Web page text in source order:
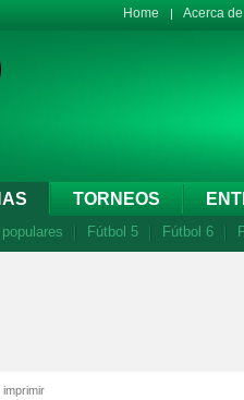
Home Acerca
TORNEOS
Fútbol 5 Fútbol 6
imprimir